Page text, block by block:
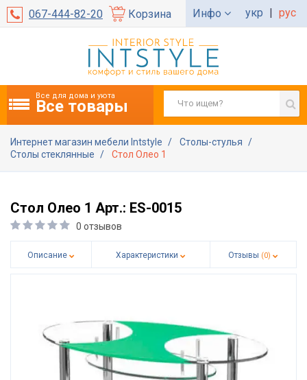
067-444-82-20 Корзина Инфо укр | рус
Все для дома и уюта
Все товары
Интернет магазин мебели Intstyle
Столы-стулья
Столы стеклянные
Стол Олео 1
Стол Олео 1 Арт.: ES-0015
0 отзывов
Описание Характеристики Отзывы (0)